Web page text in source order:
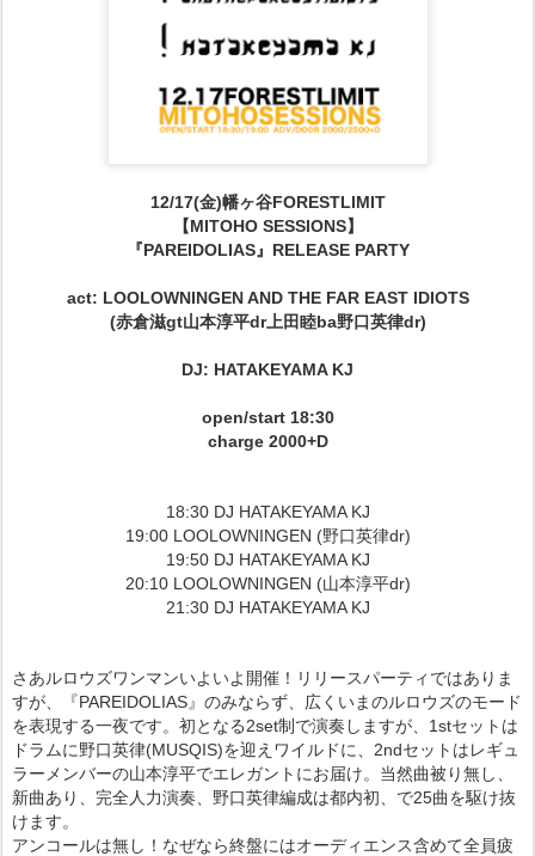
12/17(金)幡ヶ谷FORESTLIMIT
【MITOHO SESSIONS】
『PAREIDOLIAS』RELEASE PARTY
act: LOOLOWNINGEN AND THE FAR EAST IDIOTS
(赤倉滋gt山本淳平dr上田睦ba野口英律dr)
DJ: HATAKEYAMA KJ
open/start 18:30
charge 2000+D
18:30 DJ HATAKEYAMA KJ
19:00 LOOLOWNINGEN (野口英律dr)
19:50 DJ HATAKEYAMA KJ
20:10 LOOLOWNINGEN (山本淳平dr)
21:30 DJ HATAKEYAMA KJ
さあルロウズワンマンいよいよ開催！リリースパーティではありま
すが、『PAREIDOLIAS』のみならず、広くいまのルロウズのモード
を表現する一夜です。初となる2set制で演奏しますが、1stセットは
ドラムに野口英律(MUSQIS)を迎えワイルドに、2ndセットはレギュ
ラーメンバーの山本淳平でエレガントにお届け。当然曲被り無し、
新曲あり、完全人力演奏、野口英律編成は都内初、で25曲を駆け抜
けます。
アンコールは無し！なぜなら終盤にはオーディエンス含めて全員疲